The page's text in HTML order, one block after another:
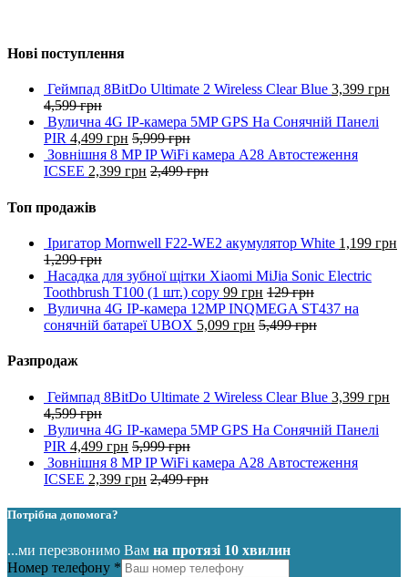
Нові поступлення
Геймпад 8BitDo Ultimate 2 Wireless Clear Blue 3,399 грн
4,599грн
Вулична 4G IP-камера 5MP GPS На Сонячній Панелі
PIR 4,499 грн 5,999грн
Зовнішня 8 MP IP WiFi камера A28 Автостеження
ICSEE 2,399 грн 2,499грн
Топ продажів
Іригатор Mornwell️ F22-WE2 акумулятор White 1,199 грн
1,299грн
Насадка для зубної щітки Xiaomi MiJia Sonic Electric
Toothbrush T100 (1 шт.) copy 99 грн 129грн
Вулична 4G IP-камера 12MP INQMEGA ST437 на
сонячній батареї UBOX 5,099 грн 5,499грн
Разпродаж
Геймпад 8BitDo Ultimate 2 Wireless Clear Blue 3,399 грн
4,599грн
Вулична 4G IP-камера 5MP GPS На Сонячній Панелі
PIR 4,499 грн 5,999грн
Зовнішня 8 MP IP WiFi камера A28 Автостеження
ICSEE 2,399 грн 2,499грн
Потрібна допомога?
...ми перезвонимо Вам на протязі 10 хвилин
Номер телефону *